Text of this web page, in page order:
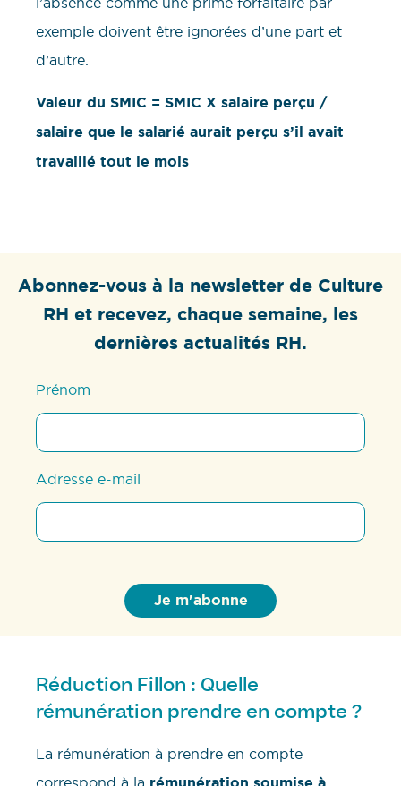
exemple doivent être ignorées d’une part et
d’autre.
Valeur du SMIC = SMIC X salaire perçu /
salaire que le salarié aurait perçu s’il avait
travaillé tout le mois
Abonnez-vous à la newsletter de Culture
RH et recevez, chaque semaine, les
dernières actualités RH.
Prénom
Adresse e-mail
Réduction Fillon : Quelle
rémunération prendre en compte ?
La rémunération à prendre en compte
correspond à la